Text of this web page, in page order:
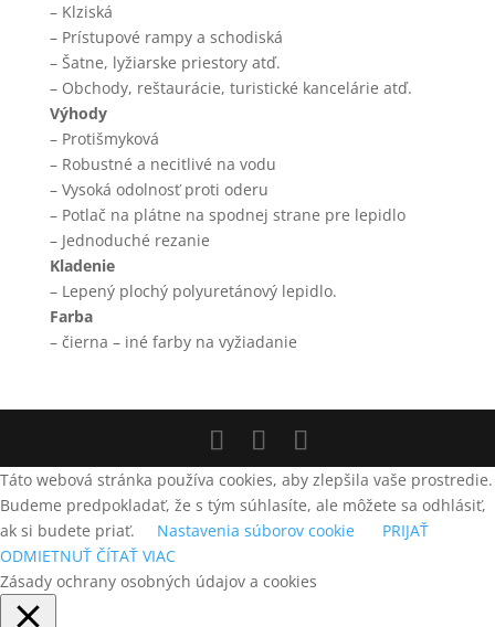
– Klziská
– Prístupové rampy a schodiská
– Šatne, lyžiarske priestory atď.
– Obchody, reštaurácie, turistické kancelárie atď.
Výhody
– Protišmyková
– Robustné a necitlivé na vodu
– Vysoká odolnosť proti oderu
– Potlač na plátne na spodnej strane pre lepidlo
– Jednoduché rezanie
Kladenie
– Lepený plochý polyuretánový lepidlo.
Farba
– čierna – iné farby na vyžiadanie
Táto webová stránka používa cookies, aby zlepšila vaše prostredie.
Budeme predpokladať, že s tým súhlasíte, ale môžete sa odhlásiť,
ak si budete priať.
Nastavenia súborov cookie
PRIJAŤ
ODMIETNUŤ ČÍTAŤ VIAC
Zásady ochrany osobných údajov a cookies